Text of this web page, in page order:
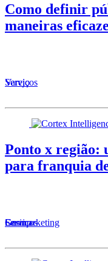
Como definir
maneiras
Serviços
Varejo
Ponto x região:
para franquia
Serviços
Ensino
Geomarketing